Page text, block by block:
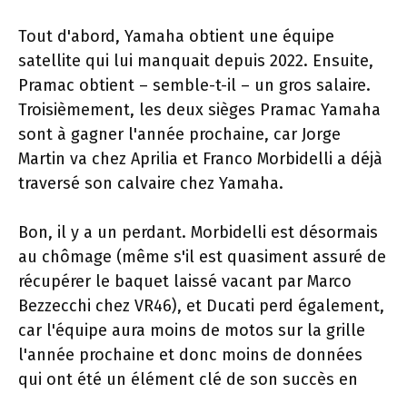
Tout d'abord, Yamaha obtient une équipe
satellite qui lui manquait depuis 2022. Ensuite,
Pramac obtient – ​​semble-t-il – un gros salaire.
Troisièmement, les deux sièges Pramac Yamaha
sont à gagner l'année prochaine, car Jorge
Martin va chez Aprilia et Franco Morbidelli a déjà
traversé son calvaire chez Yamaha.
Bon, il y a un perdant. Morbidelli est désormais
au chômage (même s'il est quasiment assuré de
récupérer le baquet laissé vacant par Marco
Bezzecchi chez VR46), et Ducati perd également,
car l'équipe aura moins de motos sur la grille
l'année prochaine et donc moins de données
qui ont été un élément clé de son succès en